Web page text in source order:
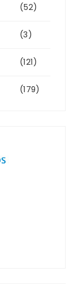
(52)
(3)
(121)
(179)